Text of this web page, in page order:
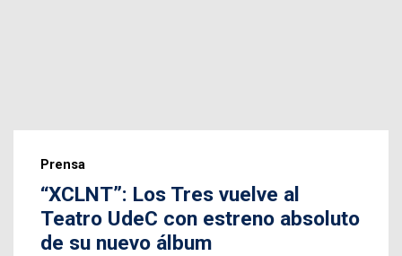
Prensa
“XCLNT”: Los Tres vuelve al
Teatro UdeC con estreno absoluto
de su nuevo álbum